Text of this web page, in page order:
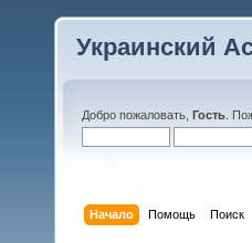
Украинский
Добро пожаловать, Гость .
Начало Помощь Поиск